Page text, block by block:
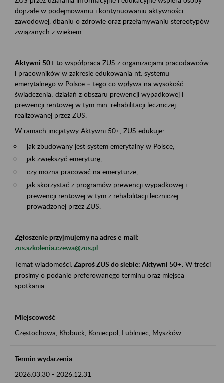
dojrzałe w podejmowaniu i kontynuowaniu aktywności
zawodowej, dbaniu o zdrowie oraz przełamywaniu stereotypów
związanych z wiekiem.
Aktywni 50+ to współpraca ZUS z organizacjami pracodawców
i pracowników w zakresie edukowania nt. systemu
emerytalnego w Polsce – tego co wpływa na wysokość
świadczenia; działań z obszaru prewencji wypadkowej i
prewencji rentowej w tym min. rehabilitacji leczniczej
realizowanej przez ZUS.
W ramach inicjatywy Aktywni 50+, ZUS edukuje:
jak zbudowany jest system emerytalny w Polsce,
jak zwiększyć emeryturę,
czy można pracować na emeryturze,
jak skorzystać z programów prewencji wypadkowej i
prewencji rentowej w tym z rehabilitacji leczniczej
prowadzonej przez ZUS.
Zgłoszenie przyjmujemy na adres e-mail:
zus.szkolenia.czewa@zus.pl
Temat wiadomości:Zaproś ZUS do siebie: Aktywni 50+. W treści
prosimy o podanie preferowanego terminu oraz miejsca
spotkania.
Miejscowość
Częstochowa, Kłobuck, Koniecpol, Lubliniec, Myszków
Termin wydarzenia
2026.03.30 - 2026.12.31